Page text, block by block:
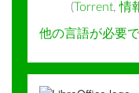
(Torrent,情
他の言語が必要